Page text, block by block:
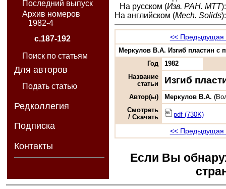
Последний выпуск
Архив номеров
1982-4
с.187-192
Поиск по статьям
Для авторов
Подать статью
Редколлегия
Подписка
Контакты
На русском (Изв. РАН. МТТ):
На английском (Mech. Solids):
<< Предыдущая
Меркулов В.А. Изгиб пластин с
Год
1982
Название
статьи
Изгиб
Автор(ы) Меркулов В.А.
Смотреть
/ Скачать
pdf (730K)
<< Предыдущая
Если Вы